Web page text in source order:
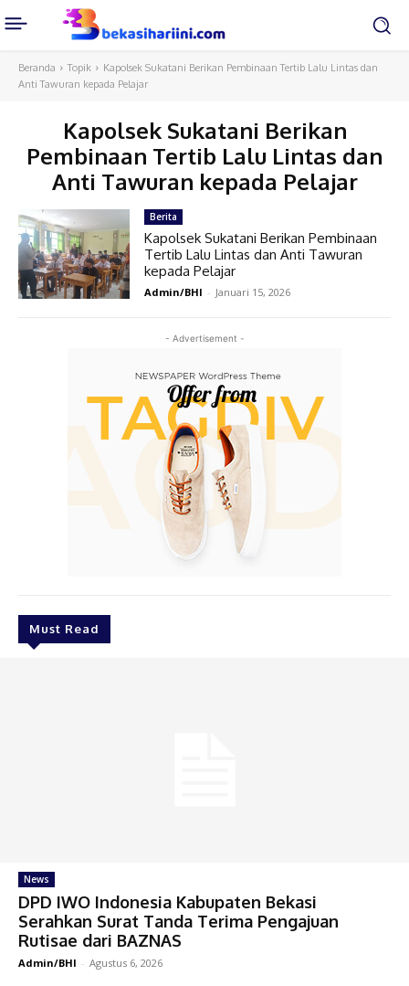
Beranda Topik
Kapolsek Sukatani Berikan Pembinaan Tertib Lalu Lintas dan
Anti Tawuran kepada Pelajar
Kapolsek Sukatani Berikan
Pembinaan Tertib Lalu Lintas dan
Anti Tawuran kepada Pelajar
- Advertisement -
Must Read
News
DPD IWO Indonesia Kabupaten Bekasi
Serahkan Surat Tanda Terima Pengajuan
Rutisae dari BAZNAS
Admin/BHI - Agustus 6, 2026
Berita
Kapolsek Sukatani Berikan Pembinaan
Tertib Lalu Lintas dan Anti Tawuran
kepada Pelajar
Admin/BHI - Januari 15, 2026